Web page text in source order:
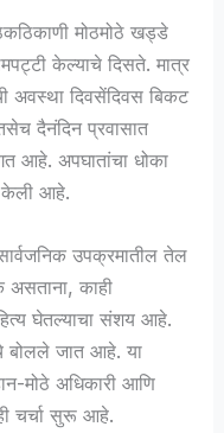
मोठमोठे खड्डे
केल्याचे दिसते. मात्र
अवस्था दिवसेंदिवस बिकट
दैनंदिन प्रवासात
आहे. अपघातांचा धोका
केली आहे.
उपक्रमातील तेल
काही
घेतल्याचा संशय आहे.
बोलले जात आहे. या
मोठे अधिकारी आणि
चर्चा सुरू आहे.